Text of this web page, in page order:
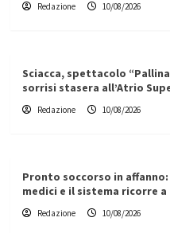
Redazione 10/08/2026
Sciacca, spettacolo
sorrisi stasera all’Atrio
Redazione 10/08/2026
Pronto soccorso in
medici e il sistema ricorre
Redazione 10/08/2026